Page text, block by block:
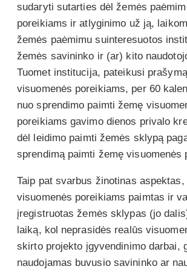
sudaryti sutarties dėl žemės
poreikiams ir atlyginimo už ją,
žemės paėmimu suinteresuotos
žemės savininko ir (ar) kito
Tuomet institucija, pateikusi
visuomenės poreikiams, per 60
nuo sprendimo paimti žemę
poreikiams gavimo dienos privalo
dėl leidimo paimti žemės sklypą
sprendimą paimti žemę visuomenės
Taip pat svarbus žinotinas aspektas,
visuomenės poreikiams paimtas ir
įregistruotas žemės sklypas (jo
laiką, kol neprasidės realūs
skirto projekto įgyvendinimo darbai,
naudojamas buvusio savininko ar